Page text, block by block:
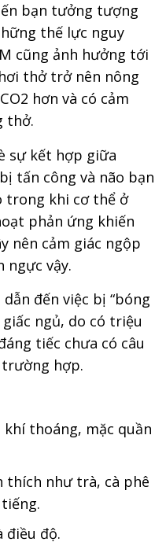
bạn tưởng tượng
thế lực nguy
cũng ảnh hưởng tới
thở trở nên nông
hơn và có cảm
thở.
sự kết hợp giữa
tấn công và não bạn
trong khi cơ thể ở
phản ứng khiến
nên cảm giác ngộp
ngực vậy.
đến việc bị “bóng
ngủ, do có triệu
tiếc chưa có câu
hợp.
thoáng, mặc quần
thích như trà, cà phê
điều độ.